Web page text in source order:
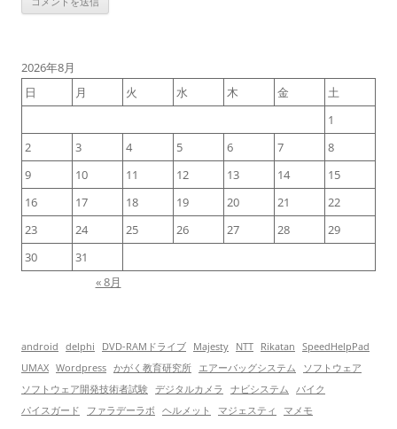
2026年8月
日
月 火 水 木 金
土
1
2
3 4 5 6 7
8
9
10 11 12 13 14
15
16
17 18 19 20 21
22
23
24 25 26 27 28
29
30
31
« 8月
android delphi DVD-RAMドライブ Majesty NTT Rikatan
SpeedHelpPad
UMAX Wordpress かがく教育研究所 エアーバッグシステム
ソフトウェア
ソフトウェア開発技術者試験 デジタルカメラ ナビシステム
バイク
パイスガード
ファラデーラボ ヘルメット マジェスティ マメモ